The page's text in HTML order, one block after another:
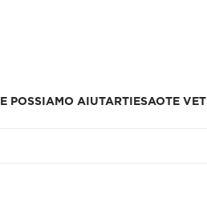
POSSIAMO AIUTARTIESAOTE VET